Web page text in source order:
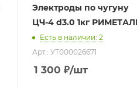
Электроды по чугуну
ЦЧ-4 d3.0 1кг
Есть в наличии: 2
Арт.: УТ000026671
1 300 ₽/шт